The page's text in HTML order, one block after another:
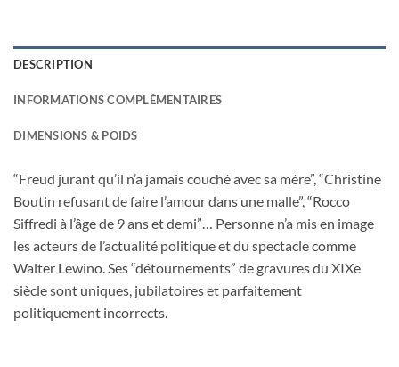
DESCRIPTION
INFORMATIONS COMPLÉMENTAIRES
DIMENSIONS & POIDS
“Freud jurant qu’il n’a jamais couché avec sa mère”, “Christine
Boutin refusant de faire l’amour dans une malle”, “Rocco
Siffredi à l’âge de 9 ans et demi”… Personne n’a mis en image
les acteurs de l’actualité politique et du spectacle comme
Walter Lewino. Ses “détournements” de gravures du XIXe
siècle sont uniques, jubilatoires et parfaitement
politiquement incorrects.